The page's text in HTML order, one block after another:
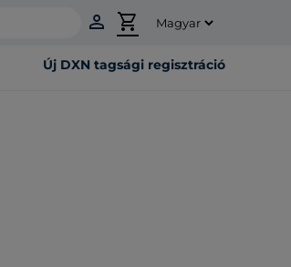
person shopping_cart
Új DXN tagsági regisztráció